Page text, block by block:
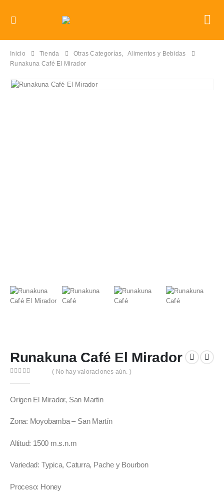
Inicio Tienda Otras Categorías,
Alimentos y Bebidas
Runakuna Café El Mirador
Runakuna Café El Mirador
( No hay valoraciones aún. )
Origen El Mirador, San Martin
Zona: Moyobamba – San Martín
Altitud: 1500 m.s.n.m
Variedad: Typica, Caturra, Pache y Bourbon
Proceso: Honey